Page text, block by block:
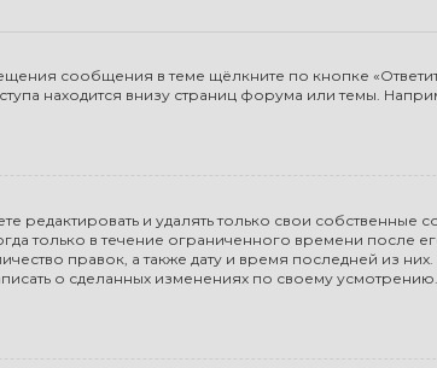
сообщения в теме щёлкните по кнопке
находится внизу страниц форума или темы.
и удалять только свои собственные
только в течение ограниченного времени после
правок, а также дату и время последней из них.
о сделанных изменениях по своему